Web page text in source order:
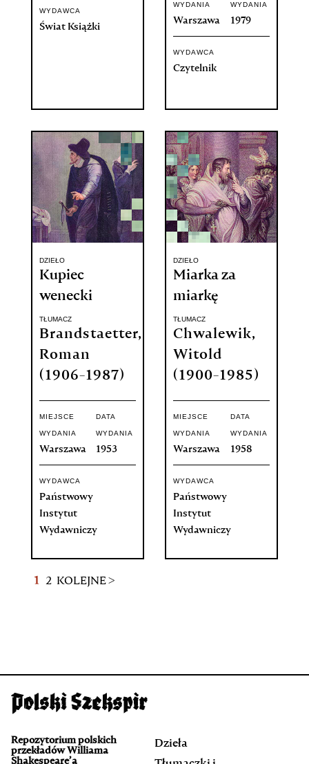
WYDAWCA
Świat Książki
WYDANIA
Warszawa
WYDANIA
1979
WYDAWCA
Czytelnik
DZIEŁO
Kupiec
wenecki
TŁUMACZ
Brandstaetter,
Roman
(1906-1987)
MIEJSCE
WYDANIA
Warszawa
DATA
WYDANIA
1953
WYDAWCA
Państwowy
Instytut
Wydawniczy
DZIEŁO
Miarka za
miarkę
TŁUMACZ
Chwalewik,
Witold
(1900-1985)
MIEJSCE
WYDANIA
Warszawa
DATA
WYDANIA
1958
WYDAWCA
Państwowy
Instytut
Wydawniczy
1 2 KOLEJNE >
Repozytorium polskich
przekładów Williama
Shakespeare’a
Dzieła